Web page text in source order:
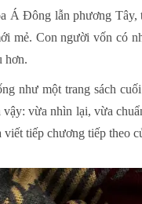
Á Đông lẫn phương Tây,
mẻ. Con người vốn có
hơn.
như một trang sách
vừa nhìn lại, vừa
viết tiếp chương tiếp theo